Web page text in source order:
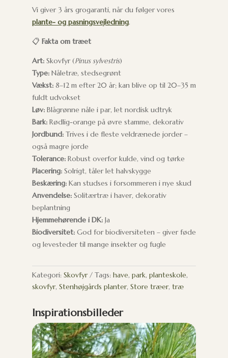
Vi giver 3 års grogaranti, når du følger vores
plante- og pasningsvejledning.
📋 Fakta om træet
Art:Skovfyr (Pinus sylvestris)
Type:Nåletræ, stedsegrønt
Vækst:8–12 m efter 20 år; kan blive op til 20–35 m
fuldt udvokset
Løv:Blågrønne nåle i par, let nordisk udtryk
Bark:Rødlig-orange på øvre stamme, dekorativ
Jordbund:Trives i de fleste veldrænede jorder –
også magre jorde
Tolerance:Robust overfor kulde, vind og tørke
Placering:Solrigt, tåler let halvskygge
Beskæring:Kan studses i forsommeren i nye skud
Anvendelse:Solitærtræ i haver, dekorativ
beplantning
Hjemmehørende i DK:Ja
Biodiversitet:God for biodiversiteten – giver føde
og levesteder til mange insekter og fugle
Kategori: Skovfyr Tags: have, park, planteskole,
skovfyr, Stenhøjgårds planter, Store træer, træ
Inspirationsbilleder